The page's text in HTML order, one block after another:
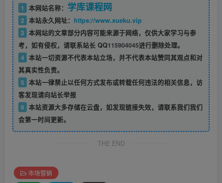
1 本网站名称： 学库课程网
2 本站永久网址： https://www.xueku.vip
3 本网站的文章部分内容可能来源于网络，仅供大家学习与参
考，如有侵权，请联系站长 QQ115904045进行删除处理。
4 本站一切资源不代表本站立场，并不代表本站赞同其观点和对
其真实性负责。
5 本站一律禁止以任何方式发布或转载任何违法的相关信息，访
客发现请向站长举报
6 本站资源大多存储在云盘，如发现链接失效，请联系我们我们
会第一时间更新。
THE END
市场营销